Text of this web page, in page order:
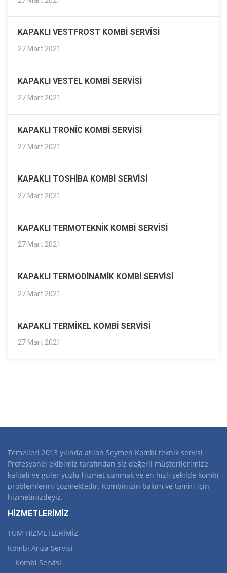
KAPAKLI VESTFROST KOMBI SERVISI
27 Mart 2021
KAPAKLI VESTEL KOMBI SERVISI
27 Mart 2021
KAPAKLI TRONIC KOMBI SERVISI
27 Mart 2021
KAPAKLI TOSHIBA KOMBI SERVISI
27 Mart 2021
KAPAKLI TERMOTEKNIK KOMBI SERVISI
27 Mart 2021
KAPAKLI TERMODINAMIK KOMBI SERVISI
27 Mart 2021
KAPAKLI TERMIKEL KOMBI SERVISI
27 Mart 2021
Temelleri 2013 yılında atılan Seymen Kombi teknik servisi
Profesyonel ekibimiz tarafından siz değerli müşterilerimize
kaliteli ve güler yüzlü hizmet sunmak ve en hızlı şekilde kombi
problemlerini çözmektedir. Kombinizin bakım ve tamiri için
hizmetinizdeyiz.
HİZMETLERİMİZ
TÜM HİZMETLERİMİZ
Kombi Arıza Servisi
Kombi Servisi